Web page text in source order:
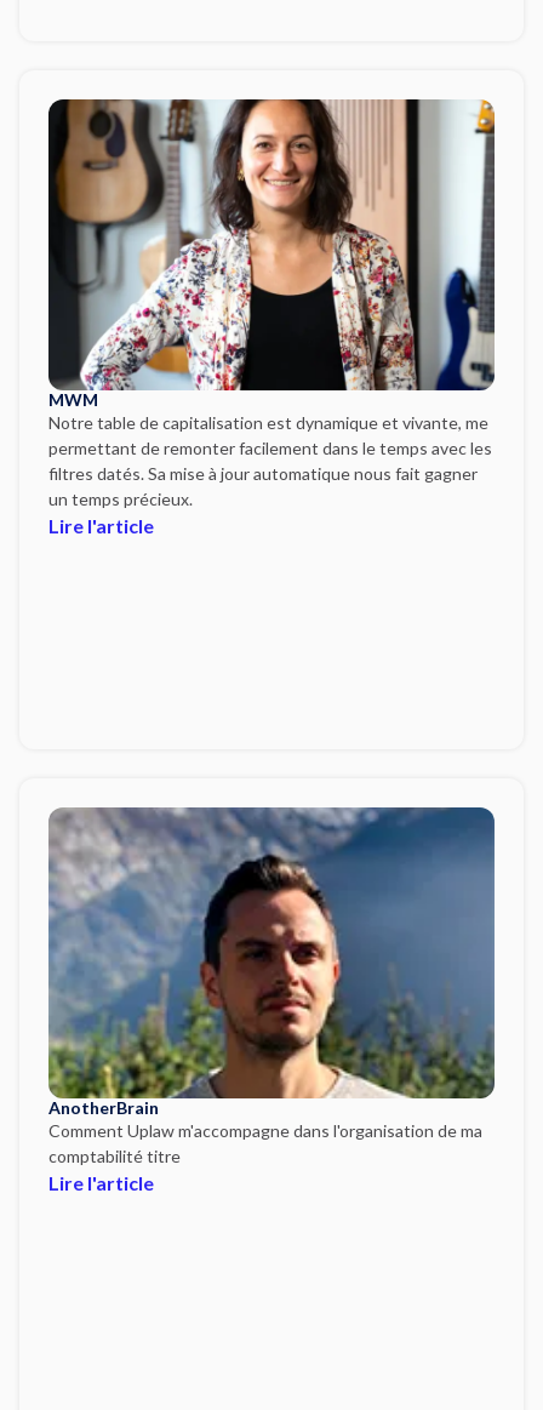
MWM
Notre table de capitalisation est dynamique et vivante, me
permettant de remonter facilement dans le temps avec les
filtres datés. Sa mise à jour automatique nous fait gagner
un temps précieux.
Lire l'article
AnotherBrain
Comment Uplaw m'accompagne dans l'organisation de ma
comptabilité titre
Lire l'article